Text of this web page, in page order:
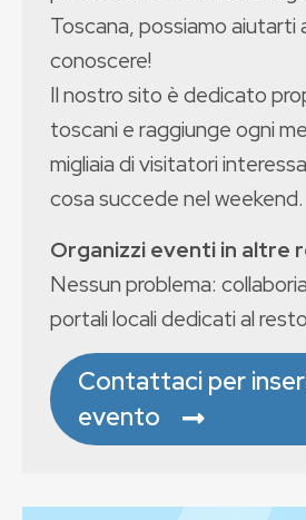
Toscana, possiamo aiutarti
conoscere!
Il nostro sito è dedicato
toscani e raggiunge ogni
migliaia di visitatori
cosa succede nel weekend.
Organizzi eventi in altre
Nessun problema:
portali locali dedicati al
Contattaci per
evento